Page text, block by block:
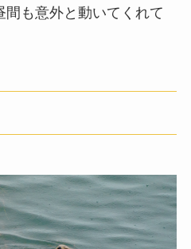
も意外と動いてくれて